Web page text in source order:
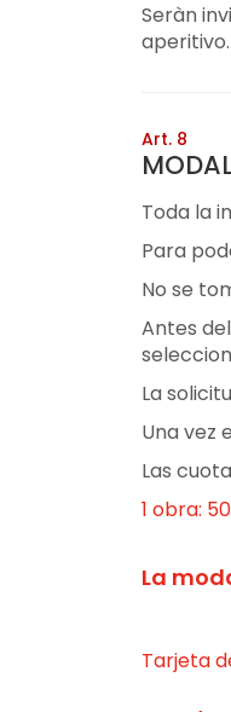
Seràn
aperitivo.
Art. 8
Toda la
Para
No se
Antes
La
Una vez
Las
1 obra:
La
Tarjeta